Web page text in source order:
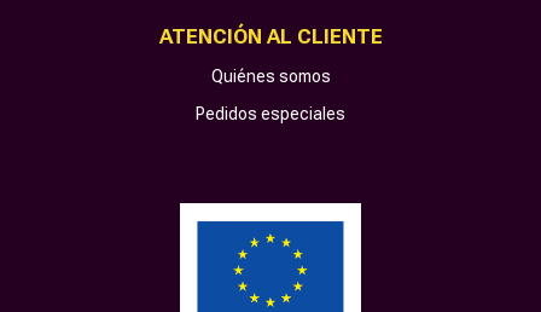
ATENCIÓN AL CLIENTE
Quiénes somos
Pedidos especiales